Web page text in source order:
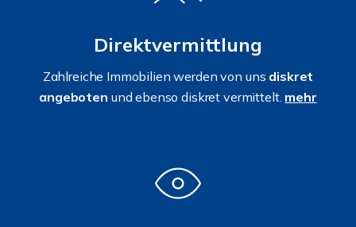
Direktvermittlung
Zahlreiche Immobilien werden von uns diskret
angeboten und ebenso diskret vermittelt. mehr